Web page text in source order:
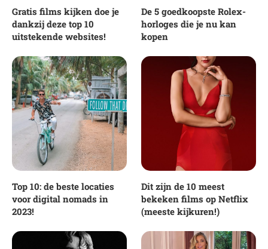
Gratis films kijken doe je
dankzij deze top 10
uitstekende websites!
De 5 goedkoopste Rolex-
horloges die je nu kan
kopen
Top 10: de beste locaties
voor digital nomads in
2023!
Dit zijn de 10 meest
bekeken films op Netflix
(meeste kijkuren!)